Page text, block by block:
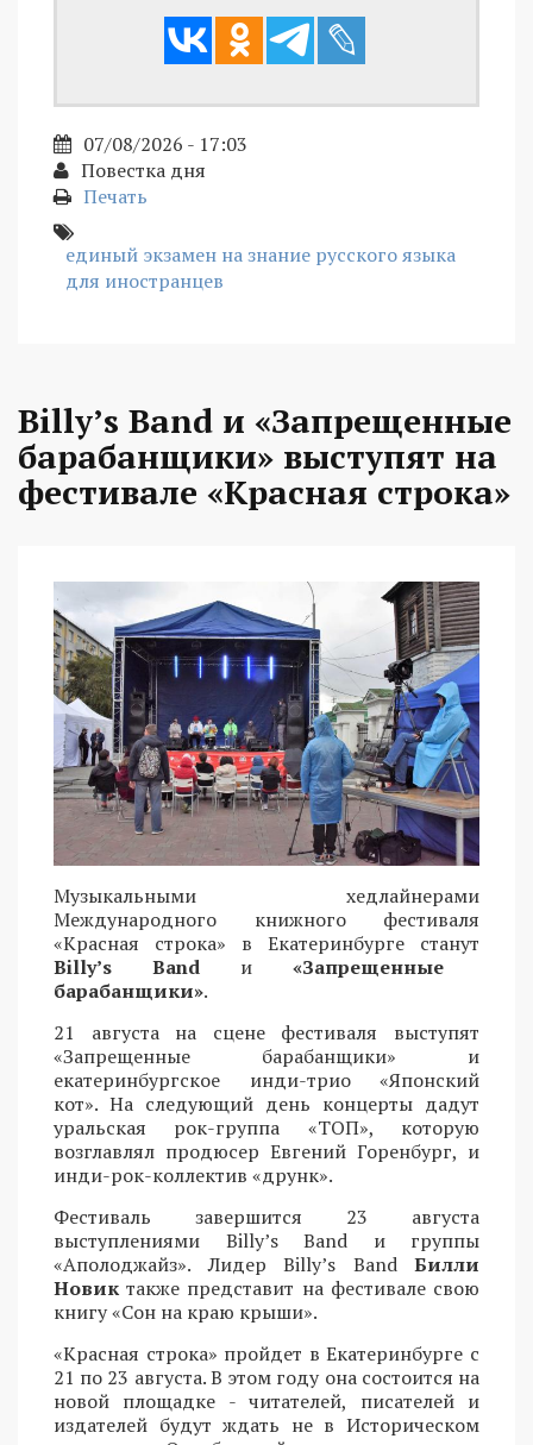
07/08/2026 - 17:03
Повестка дня
Печать
единый экзамен на знание русского языка
для иностранцев
Billy’s Band и «Запрещенные
барабанщики» выступят на
фестивале «Красная строка»
Музыкальными хедлайнерами
Международного книжного фестиваля
«Красная строка» в Екатеринбурге станут
Billy’s Band и «Запрещенные
барабанщики».
21 августа на сцене фестиваля выступят
«Запрещенные барабанщики» и
екатеринбургское инди-трио «Японский
кот». На следующий день концерты дадут
уральская рок-группа «ТОП», которую
возглавлял продюсер Евгений Горенбург, и
инди-рок-коллектив «друнк».
Фестиваль завершится 23 августа
выступлениями Billy’s Band и группы
«Аполоджайз». Лидер Billy’s Band Билли
Новик также представит на фестивале свою
книгу «Сон на краю крыши».
«Красная строка» пройдет в Екатеринбурге с
21 по 23 августа. В этом году она состоится на
новой площадке - читателей, писателей и
издателей будут ждать не в Историческом